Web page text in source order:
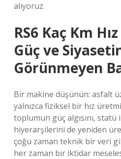
alıyoruz.
RS6 Kaç Km
Güç ve
Görünmeyen
Bir makine düşünün: asfalt
yalnızca fiziksel bir hız
toplumun güç algısını,
hiyerarşilerini de yeniden
çoğu zaman teknik bir veri
her zaman bir iktidar